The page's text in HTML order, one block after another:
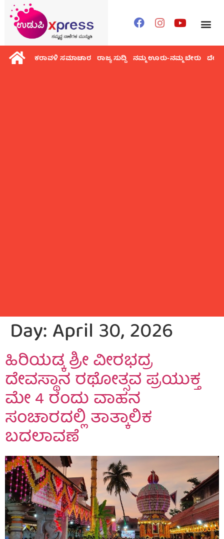
ಕರಾವಳಿ ಸಮಾಚಾರ ರಾಜ್ಯ ಸುದ್ದಿ ನಮ್ಮ ಊರು-ನಮ್ಮ ಬೇರು ದೇಶ
Day:April 30, 2026
ಹಿರಿಯಡ್ಕ ಶ್ರೀ ವೀರಭದ್ರ
ದೇವಸ್ಥಾನ ರಥೋತ್ಸವ ಪ್ರಯುಕ್ತ
ಮೇ 4 ರಂದು ವಾಹನ
ಸಂಚಾರದಲ್ಲಿ ತಾತ್ಕಾಲಿಕ
ಬದಲಾವಣೆ